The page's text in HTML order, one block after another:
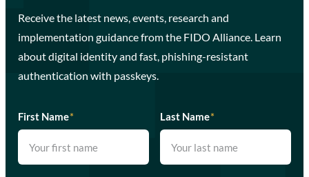
Receive the latest news, events, research and
implementation guidance from the FIDO Alliance. Learn
about digital identity and fast, phishing-resistant
authentication with passkeys.
First Name* Last Name*